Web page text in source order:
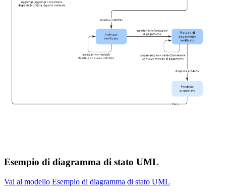
Esempio di diagramma di stato UML
Vai al modello Esempio di diagramma di stato UML